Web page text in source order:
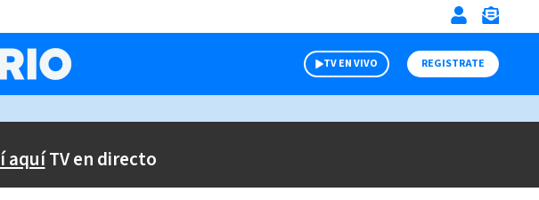
TV EN VIVO REGISTRATE
aquíTV en directo